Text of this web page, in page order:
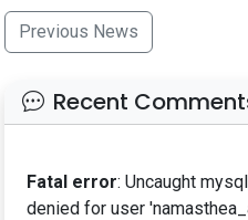
Previous News
Recent
Fatal error: Uncaught
denied for user